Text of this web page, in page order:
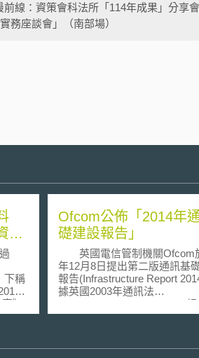
前線：資策會科法所「114年成果」分享
務座談會」（南部場）
料
下稱
》
法
Ofcom公佈「2014年
礎建設報告」
英國電信管制機關Ofcom
年12月8日提出第二版通訊基
報告(Infrastructure Report
據英國2003年通訊法
(Communications Act 2003)規
Ofcom必須每三年向英國文化